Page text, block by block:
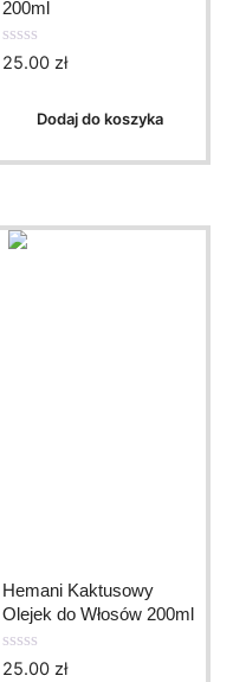
200ml
0
5
25.00 zł
Dodaj do koszyka
Hemani Kaktusowy
Olejek do Włosów 200ml
0
25.00 zł